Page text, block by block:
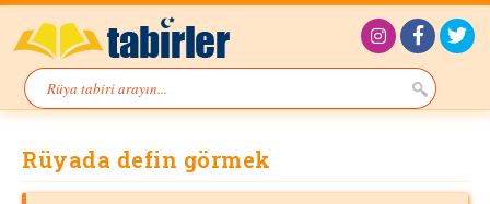
Rüyada defin görmek